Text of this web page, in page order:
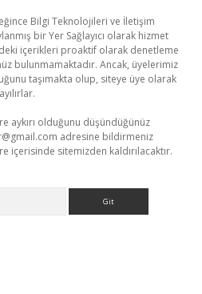
Bilgi Teknolojileri ve İletişim
bir Yer Sağlayıcı olarak hizmet
içerikleri proaktif olarak denetleme
bulunmamaktadır. Ancak, üyelerimiz
taşımakta olup, siteye üye olarak
aykırı olduğunu düşündüğünüz
adresine bildirmeniz
içerisinde sitemizden kaldırılacaktır.